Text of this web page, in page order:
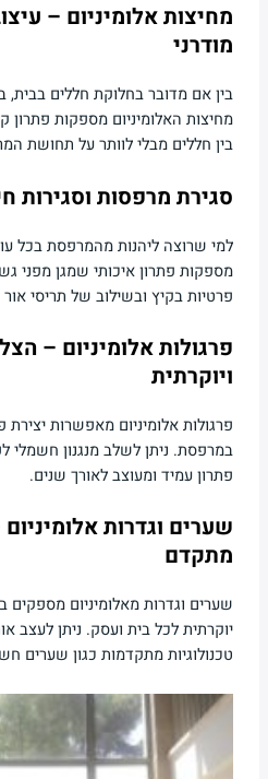
מחיצות אלומיניום –
מודרני
בין אם מדובר בחלוקת חללים
מחיצות האלומיניום מספקות פתרון
בין חללים מבלי לוותר על תחושת
סגירת מרפסות וסגירות
למי שרוצה ליהנות מהמרפסת בכל
מספקות פתרון איכותי שמגן מפני
פרטיות בקיץ ובשילוב של תריסי
פרגולות אלומיניום –
ויוקרתית
פרגולות אלומיניום מאפשרות יצירת
במרפסת. ניתן לשלב מנגנון חשמלי
פתרון עמיד ומעוצב לאורך שנים.
שערים וגדרות
מתקדם
שערים וגדרות מאלומיניום מספקים
יוקרתית לכל בית ועסק. ניתן
טכנולוגיות מתקדמות כגון שערים